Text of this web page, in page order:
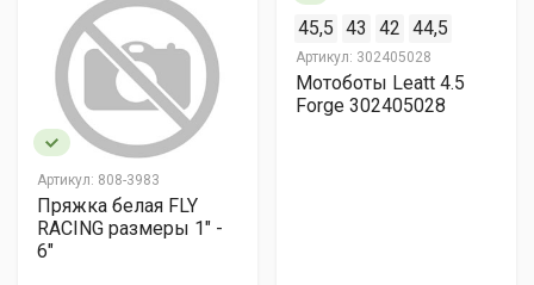
Артикул: 808-3983
Пряжка белая FLY
RACING размеры 1" -
6"
45,5 43 42 44,5
Артикул: 302405028
Мотоботы Leatt 4.5
Forge 302405028